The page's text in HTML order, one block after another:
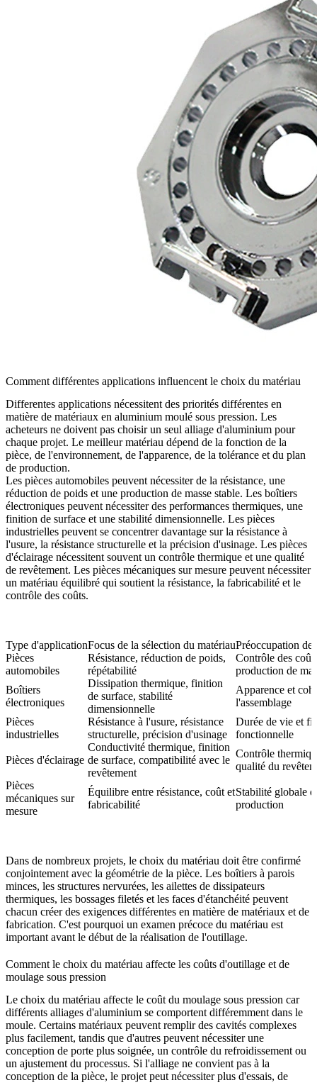
Comment différentes applications influencent le choix du matériau
Differentes applications nécessitent des priorités différentes en
matière de matériaux en aluminium moulé sous pression. Les
acheteurs ne doivent pas choisir un seul alliage d'aluminium pour
chaque projet. Le meilleur matériau dépend de la fonction de la
pièce, de l'environnement, de l'apparence, de la tolérance et du plan
de production.
Les pièces automobiles peuvent nécessiter de la résistance, une
réduction de poids et une production de masse stable. Les boîtiers
électroniques peuvent nécessiter des performances thermiques, une
finition de surface et une stabilité dimensionnelle. Les pièces
industrielles peuvent se concentrer davantage sur la résistance à
l'usure, la résistance structurelle et la précision d'usinage. Les pièces
d'éclairage nécessitent souvent un contrôle thermique et une qualité
de revêtement. Les pièces mécaniques sur mesure peuvent nécessiter
un matériau équilibré qui soutient la résistance, la fabricabilité et le
contrôle des coûts.
Type d'applicationFocus de la sélection du matériauPréoccupation de
Pièces
automobiles
Résistance, réduction de poids,
répétabilité
Contrôle des
production de
Boîtiers
électroniques
Dissipation thermique, finition
de surface, stabilité
dimensionnelle
Apparence et
l'assemblage
Pièces
industrielles
Résistance à l'usure, résistance
structurelle, précision d'usinage
Durée de vie et
fonctionnelle
Pièces d'éclairage
Conductivité thermique, finition
de surface, compatibilité avec le
revêtement
Contrôle
qualité du
Pièces
mécaniques sur
mesure
Équilibre entre résistance, coût et
fabricabilité
Stabilité globale
production
Dans de nombreux projets, le choix du matériau doit être confirmé
conjointement avec la géométrie de la pièce. Les boîtiers à parois
minces, les structures nervurées, les ailettes de dissipateurs
thermiques, les bossages filetés et les faces d'étanchéité peuvent
chacun créer des exigences différentes en matière de matériaux et de
fabrication. C'est pourquoi un examen précoce du matériau est
important avant le début de la réalisation de l'outillage.
Comment le choix du matériau affecte les coûts d'outillage et de
moulage sous pression
Le choix du matériau affecte le coût du moulage sous pression car
différents alliages d'aluminium se comportent différemment dans le
moule. Certains matériaux peuvent remplir des cavités complexes
plus facilement, tandis que d'autres peuvent nécessiter une
conception de porte plus soignée, un contrôle du refroidissement ou
un ajustement du processus. Si l'alliage ne convient pas à la
conception de la pièce, le projet peut nécessiter plus d'essais, de